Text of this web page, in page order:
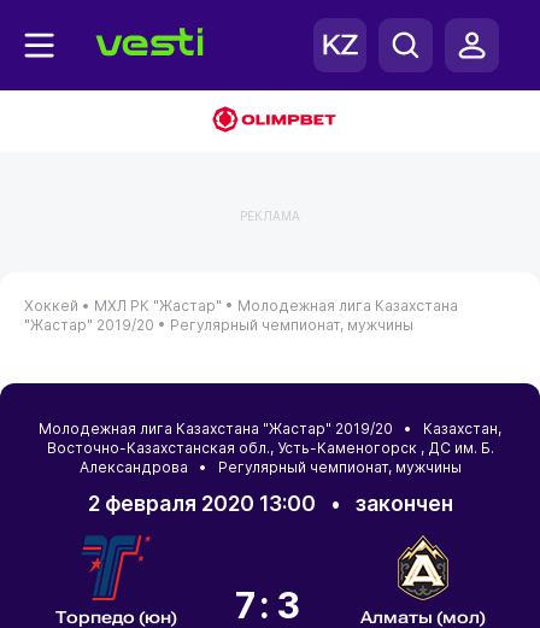
РЕКЛАМА
Хоккей • МХЛ РК "Жастар" • Молодежная лига Казахстана
"Жастар" 2019/20 • Регулярный чемпионат, мужчины
Молодежная лига Казахстана "Жастар" 2019/20 • Казахстан,
Восточно-Казахстанская обл., Усть-Каменогорск , ДС им. Б.
Александрова • Регулярный чемпионат, мужчины
2 февраля 2020 13:00 • закончен
Торпедо (юн)
7:3
Алматы (мол)